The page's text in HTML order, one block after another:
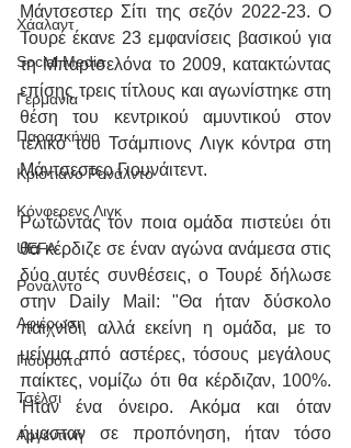
Χάαλαντ
Social Media
Γερμανία
Παρασκήνιο
Κριστιάνο Ρονάλντο
Κόνφερενς Λιγκ
UEFA
Ρονάλντο
Αφιέρωση
Γιουρόπα
Τσέλσι
Αργεντινή
Μάντσεστερ Σίτι της σεζόν 2022-23. Ο
Τουρέ έκανε 23 εμφανίσεις βασικού για
τη Μπαρτσελόνα το 2009, κατακτώντας
επίσης τρεις τίτλους και αγωνίστηκε στη
θέση του κεντρικού αμυντικού στον
τελικό του Τσάμπιονς Λιγκ κόντρα στη
Μάντσεστερ Γιουνάιτεντ.
Ρωτώντας τον ποια ομάδα πιστεύει ότι
θα κέρδιζε σε έναν αγώνα ανάμεσα στις
δύο αυτές συνθέσεις, ο Τουρέ δήλωσε
στην Daily Mail: "Θα ήταν δύσκολο
παιχνίδι, αλλά εκείνη η ομάδα, με το
μείγμα από αστέρες, τόσους μεγάλους
παίκτες, νομίζω ότι θα κέρδιζαν, 100%.
Ήταν ένα όνειρο. Ακόμα και όταν
ήμασταν σε προπόνηση, ήταν τόσο